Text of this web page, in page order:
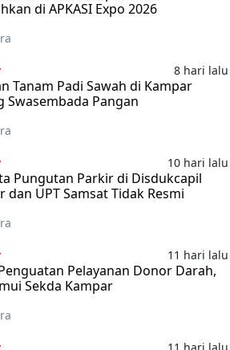
di APKASI Expo 2026
8 hari lalu
Tanam Padi Sawah di Kampar
Swasembada Pangan
10 hari lalu
Pungutan Parkir di Disdukcapil
dan UPT Samsat Tidak Resmi
11 hari lalu
Pelayanan Donor Darah,
Sekda Kampar
11 hari lalu